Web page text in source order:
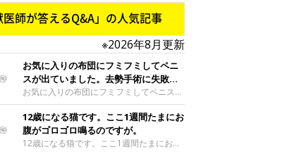
医師が答えるQ&A」の人気記事
※2026年8月更新
お気に入りの布団にフミフミしてペニ
スが出ていました。去勢手術に失敗し
たのでしょうか。
お気に入りの布団にフミフミしてペニスが
出ていました。去勢手術に失敗したのでし
ょうか。去勢手術は精巣を除去して精子が
できないようにする手術ですので、ペニス
の機能まで制御する手術ではありません。
12歳になる猫です。ここ1週間たまにお
腹がゴロゴロ鳴るのですが。
12歳になる猫です。ここ1週間たまにお腹